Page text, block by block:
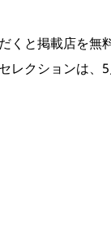
くと掲載店を無
レクションは、